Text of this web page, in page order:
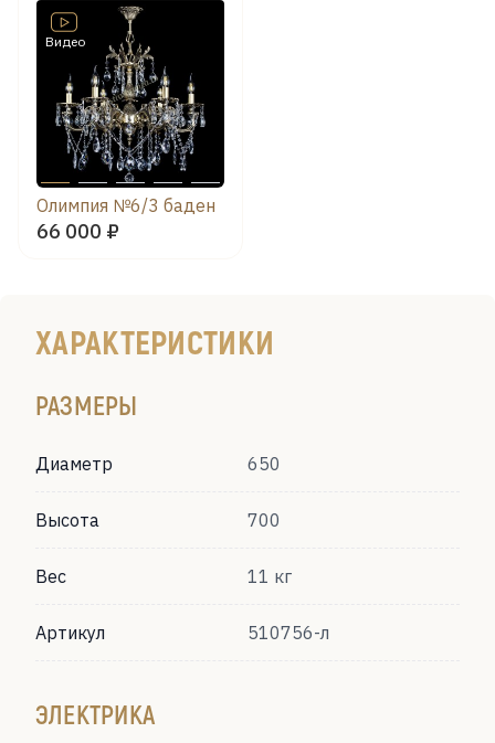
Видео
Олимпия №6/3 баден
66 000 ₽
ХАРАКТЕРИСТИКИ
РАЗМЕРЫ
Диаметр 650
Высота 700
Вес 11 кг
Артикул 510756-л
ЭЛЕКТРИКА